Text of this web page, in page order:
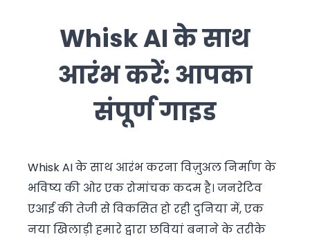
Whisk AI के साथ
आरंभ करें: आपका
संपूर्ण गाइड
Whisk AI के साथ आरंभ करना विज़ुअल निर्माण के
भविष्य की ओर एक रोमांचक कदम है। जनरेटिव
एआई की तेजी से विकसित हो रही दुनिया में, एक
नया खिलाड़ी हमारे द्वारा छवियां बनाने के तरीके